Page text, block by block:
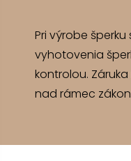
Pri výrobe
vyhotovenia
kontrolou.
nad rámec